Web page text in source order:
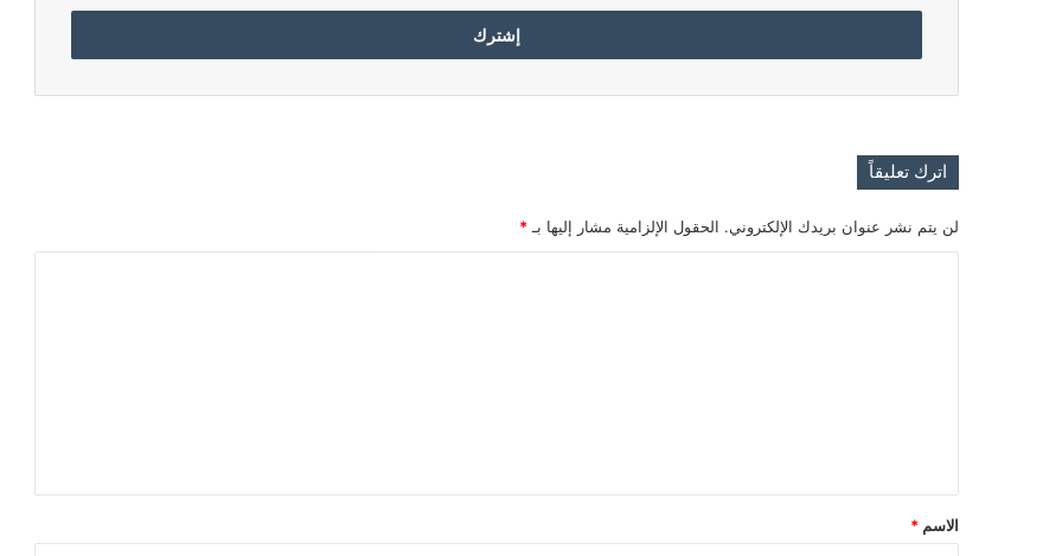
الإلكتروني
اترك تعليقاً
لن يتم نشر عنوان بريدك الإلكتروني. الحقول الإلزامية مشار إليها بـ *
*
الاسم *